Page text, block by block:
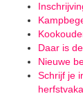
Daar is
Nieuwe
Schrijf je